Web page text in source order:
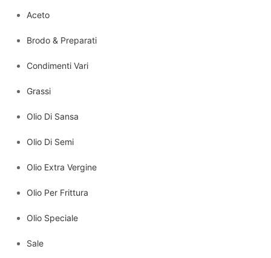
Aceto
Brodo & Preparati
Condimenti Vari
Grassi
Olio Di Sansa
Olio Di Semi
Olio Extra Vergine
Olio Per Frittura
Olio Speciale
Sale